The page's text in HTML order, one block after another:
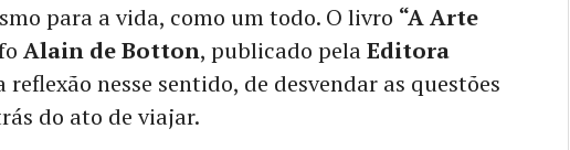
para a vida, como um todo. O livro “A Arte
Alain de Botton, publicado pelaEditora
reflexão nesse sentido, de desvendar as questões
do ato de viajar.